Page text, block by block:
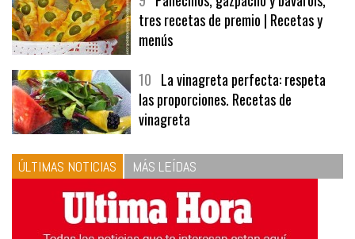
9Panecillos, gazpacho y bavarois,
tres recetas de premio | Recetas y
menús
10La vinagreta perfecta: respeta
las proporciones. Recetas de
vinagreta
ÚLTIMAS NOTICIAS MÁS LEÍDAS